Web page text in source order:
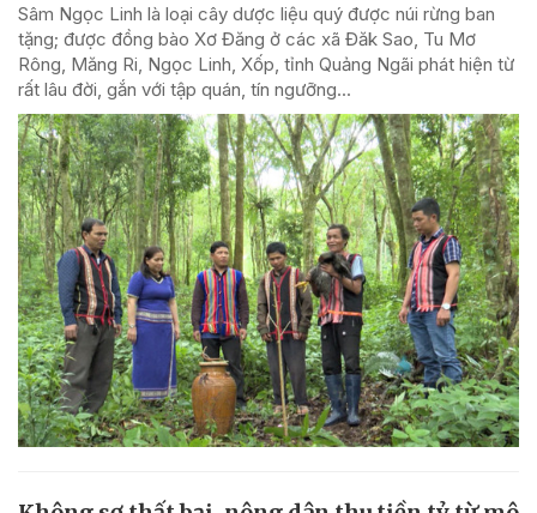
Sâm Ngọc Linh là loại cây dược liệu quý được núi rừng ban
tặng; được đồng bào Xơ Đăng ở các xã Đăk Sao, Tu Mơ
Rông, Măng Ri, Ngọc Linh, Xốp, tỉnh Quảng Ngãi phát hiện từ
rất lâu đời, gắn với tập quán, tín ngưỡng...